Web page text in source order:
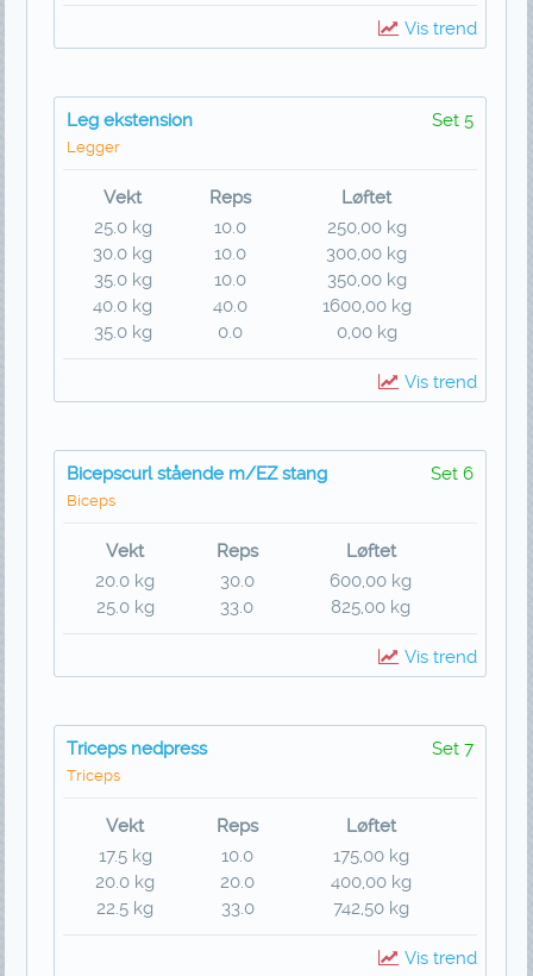
Vis trend
Leg ekstension Set 5
Legger
Vekt Reps
Løftet
25.0 kg
10.0
250,00 kg
30.0 kg
10.0
300,00 kg
35.0 kg
10.0
350,00 kg
40.0 kg
40.0
1600,00 kg
35.0 kg
0.0 0,00 kg
Vis trend
Bicepscurl stående m/EZ stang Set 6
Biceps
Vekt Reps
Løftet
20.0 kg
30.0
600,00 kg
25.0 kg
33.0 825,00 kg
Vis trend
Triceps nedpress Set 7
Triceps
Vekt Reps
Løftet
17.5 kg
10.0
175,00 kg
20.0 kg
20.0
400,00 kg
22.5 kg
33.0 742,50 kg
Vis trend